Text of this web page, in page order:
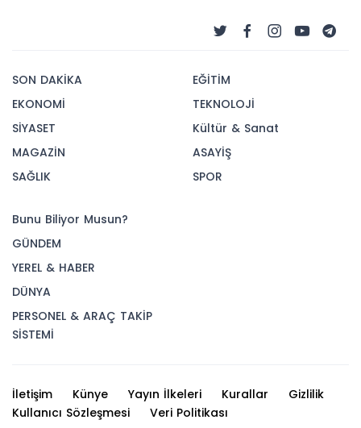
SON DAKİKA
EKONOMİ
SİYASET
MAGAZİN
SAĞLIK
EĞİTİM
TEKNOLOJİ
Kültür & Sanat
ASAYİŞ
SPOR
Bunu Biliyor Musun?
GÜNDEM
YEREL & HABER
DÜNYA
PERSONEL & ARAÇ TAKİP
SİSTEMİ
İletişim Künye Yayın İlkeleri Kurallar
Gizlilik
Kullanıcı Sözleşmesi
Veri Politikası